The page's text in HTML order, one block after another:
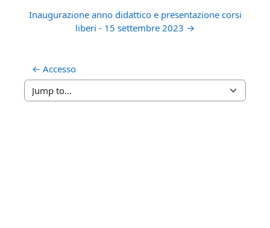
Inaugurazione anno didattico e presentazione corsi
liberi - 15 settembre 2023 →
← Accesso
Jump to...